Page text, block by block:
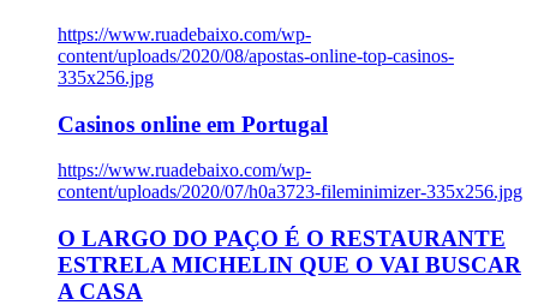
https://www.ruadebaixo.com/wp-
content/uploads/2020/08/apostas-online-top-casinos-
335x256.jpg
Casinos online em Portugal
https://www.ruadebaixo.com/wp-
content/uploads/2020/07/h0a3723-fileminimizer-335x256.jpg
O LARGO DO PAÇO É O RESTAURANTE
ESTRELA MICHELIN QUE O VAI BUSCAR
A CASA